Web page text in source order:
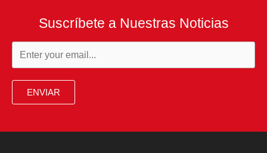
Suscríbete a Nuestras Noticias
ENVIAR